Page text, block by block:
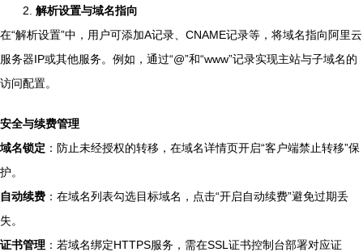
2. 解析设置与域名指向
在“解析设置”中，用户可添加A记录、CNAME记录等，将域名指向阿里云
服务器IP或其他服务。例如，通过“@”和“www”记录实现主站与子域名的
访问配置。
安全与续费管理
域名锁定 ：防止未经授权的转移，在域名详情页开启“客户端禁止转移”保
护。
自动续费 ：在域名列表勾选目标域名，点击“开启自动续费”避免过期丢
失。
证书管理 ：若域名绑定HTTPS服务，需在SSL证书控制台部署对应证